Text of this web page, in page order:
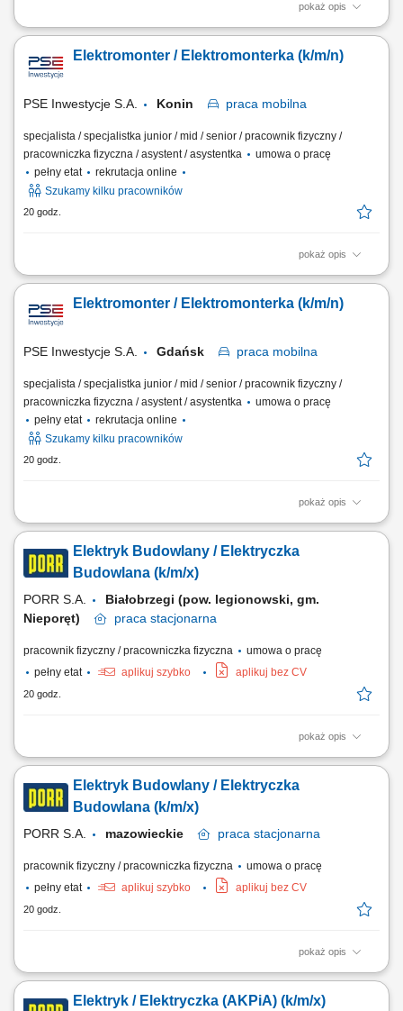
pokaż opis
montaż i podłączanie instalacji elektrycznych w obszarze automatyki i
urządzeń i linii produkcyjnych; modyfikacja istniejących instalacji i
maszyn; wykonywanie pomiarów elektrycznych; montaż i okablowanie
Elektromonter / Elektromonterka (k/m/n)
PSE Inwestycje S.A. Konin praca mobilna
specjalista / specjalistka junior / mid / senior / pracownik fizyczny /
pracowniczka fizyczna / asystent / asystentka
umowa o pracę
pełny etat
rekrutacja online
Szukamy kilku pracowników
20 godz.
pokaż opis
Kluczowe obowiązki: Budowa i montaż infrastruktury
bieżący serwis urządzeń energetycznych. Prace instalacyjne przy
obwodach pierwotnych i wtórnych w technologii GIS i napowietrznej.
Elektromonter / Elektromonterka (k/m/n)
PSE Inwestycje S.A. Gdańsk praca mobilna
specjalista / specjalistka junior / mid / senior / pracownik fizyczny /
pracowniczka fizyczna / asystent / asystentka
umowa o pracę
pełny etat
rekrutacja online
Szukamy kilku pracowników
20 godz.
pokaż opis
Kluczowe obowiązki: Budowa i montaż infrastruktury
bieżący serwis urządzeń energetycznych. Prace instalacyjne przy
obwodach pierwotnych i wtórnych w technologii GIS i napowietrznej.
Elektryk Budowlany / Elektryczka
Budowlana (k/m/x)
PORR S.A.
Białobrzegi (pow. legionowski, gm.
Nieporęt)
praca stacjonarna
pracownik fizyczny / pracowniczka fizyczna
umowa o pracę
pełny etat
aplikuj szybko aplikuj bez CV
20 godz.
pokaż opis
Opis stanowiska: Zakładanie, serwisowanie i nadzór nad sieciami
wentylacji oraz parku maszynowego). Bieżąca eksploatacja oraz
usuwanie usterek agregatów prądotwórczych, pomp odwadniających i
Elektryk Budowlany / Elektryczka
Budowlana (k/m/x)
PORR S.A. mazowieckie praca stacjonarna
pracownik fizyczny / pracowniczka fizyczna
umowa o pracę
pełny etat
aplikuj szybko aplikuj bez CV
20 godz.
pokaż opis
Opis stanowiska: Zakładanie, serwisowanie i nadzór nad sieciami
wentylacji oraz parku maszynowego). Bieżąca eksploatacja oraz
Elektryk / Elektryczka (AKPiA) (k/m/x)